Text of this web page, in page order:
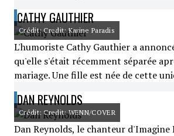
CATHY GAUTHIER
Crédit: Credit: Karine Paradis
L'humoriste Cathy Gauthier a
qu'elle s'était récemment séparée
mariage. Une fille est née de cette
DAN REYNOLDS
Crédit: Credit: WENN/COVER
Dan Reynolds, le chanteur d'Imagine